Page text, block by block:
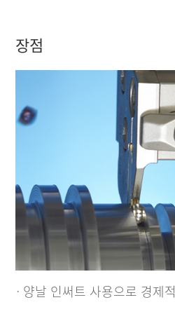
장점
ㆍ양날 인써트 사용으로 경제적